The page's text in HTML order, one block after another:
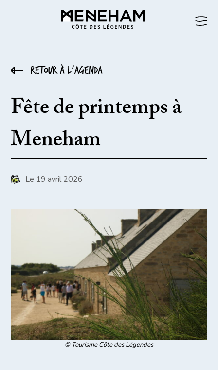
Retour à l’agenda
Fête de printemps à
Meneham
Le 19 avril 2026
© Tourisme Côte des Légendes